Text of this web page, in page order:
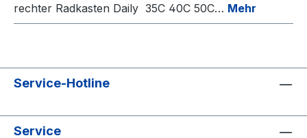
rechter Radkasten Daily 35C 40C 50C… Mehr
Service-Hotline
Service